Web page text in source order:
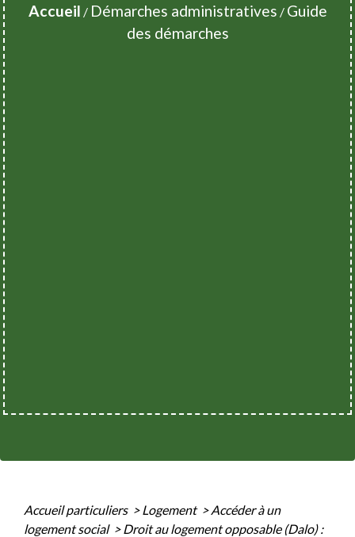
Accueil / Démarches administratives / Guide
des démarches
Accueil particuliers > Logement > Accéder à un
logement social > Droit au logement opposable (Dalo) :